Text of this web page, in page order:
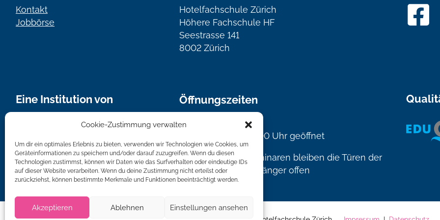
Cookie-Zustimmung verwalten
Um dir ein optimales Erlebnis zu bieten, verwenden wir Technologien wie Cookies, um
Geräteinformationen zu speichern und/oder darauf zuzugreifen. Wenn du diesen
Technologien zustimmst, können wir Daten wie das Surfverhalten oder eindeutige IDs
auf dieser Website verarbeiten. Wenn du deine Zustimmung nicht erteilst oder
zurückziehst, können bestimmte Merkmale und Funktionen beeinträchtigt werden.
Akzeptieren Ablehnen Einstellungen ansehen
Kontakt
Jobbörse
Eine Institution von
Hotelfachschule Zürich
Höhere Fachschule HF
Seestrasse 141
8002 Zürich
Öffnungszeiten
Montag bis Freitag
von 7.00 Uhr bis 17.00 Uhr geöffnet
Bei Kursen und Seminaren bleiben die Türen der
HFZ entsprechend länger offen